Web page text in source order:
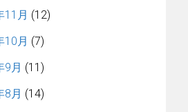
11月 (12)
10月 (7)
9月 (11)
8月 (14)